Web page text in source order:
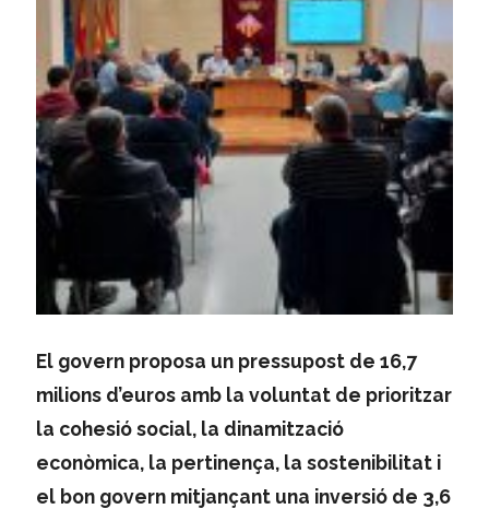
El govern proposa un pressupost de 16,7
milions d’euros amb la voluntat de prioritzar
la cohesió social, la dinamització
econòmica, la pertinença, la sostenibilitat i
el bon govern mitjançant una inversió de 3,6